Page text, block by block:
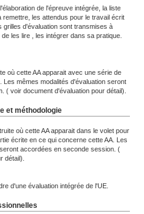
de l'épreuve intégrée, la liste
les attendus pour le travail écrit
grilles d'évaluation sont transmises à
les lire , les intégrer dans sa pratique.
où cette AA apparait avec une série de
mêmes modalités d'évaluation seront
( voir document d'évaluation pour détail).
et méthodologie
où cette AA apparait dans le volet pour
écrite en ce qui concerne cette AA. Les
accordées en seconde session. (
détail).
d'une évaluation intégrée de l'UE.